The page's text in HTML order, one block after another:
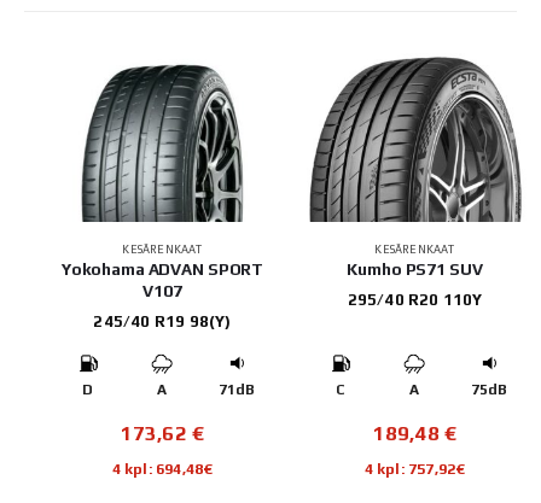
KESÄRENKAAT
Yokohama ADVAN SPORT
V107
245/40 R19 98(Y)
D A 71dB
173,62€
4 kpl: 694,48€
KESÄRENKAAT
Kumho PS71 SUV
295/40 R20 110Y
C A 75dB
189,48€
4 kpl: 757,92€